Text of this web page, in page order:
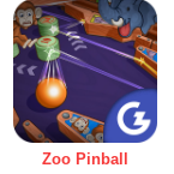
Zoo Pinball